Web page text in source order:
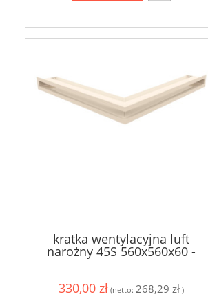
kratka wentylacyjna luft
narożny 45S 560x560x60 -
kolor kremowy
330,00 zł (netto: 268,29 zł )